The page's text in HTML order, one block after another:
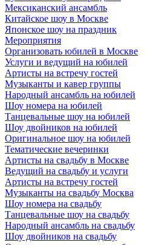
Мексиканский ансамбль
Китайское шоу в Москве
Японское шоу на праздник
Мероприятия
Организовать юбилей в Москве
Услуги и ведущий на юбилей
Артисты на встречу гостей
Музыканты и кавер группы
Народный ансамбль на юбилей
Шоу номера на юбилей
Танцевальные шоу на юбилей
Шоу двойников на юбилей
Оригинальное шоу на юбилей
Тематические вечеринки
Артисты на свадьбу в Москве
Ведущий на свадьбу и услуги
Артисты на встречу гостей
Музыканты на свадьбу Москва
Шоу номера на свадьбу
Танцевальные шоу на свадьбу
Народный ансамбль на свадьбу
Шоу двойников на свадьбу